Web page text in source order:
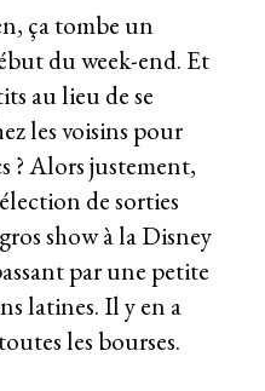
ça tombe un
du week-end. Et
au lieu de se
les voisins pour
? Alors justement,
de sorties
show à la Disney
par une petite
latines. Il y en a
les bourses.